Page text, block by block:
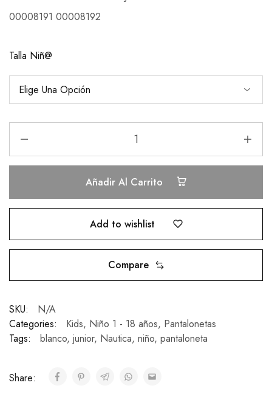
00008191 00008192
Talla Niñ@
Añadir Al Carrito
Add to wishlist
Compare
SKU:
N/A
Categories:
Kids, Niño 1 - 18 años, Pantalonetas
Tags:
blanco, junior, Nautica, niño, pantaloneta
Share: